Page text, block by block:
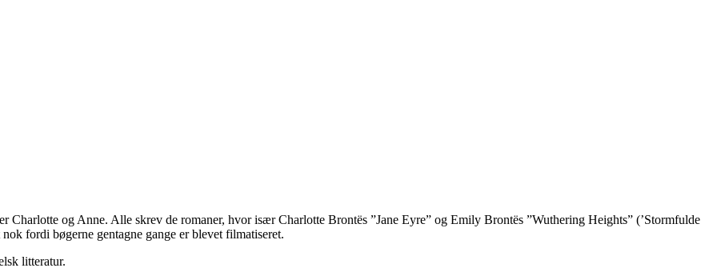
Charlotte og Anne. Alle skrev de romaner, hvor især Charlotte Brontës ”Jane Eyre” og Emily Brontës ”Wuthering Heights” (’Stormfulde
fordi bøgerne gentagne gange er blevet filmatiseret.
litteratur.